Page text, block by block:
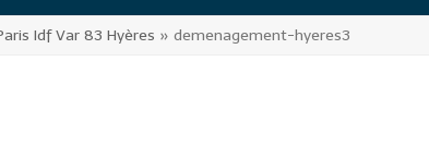
Idf Var 83 Hyères » demenagement-hyeres3